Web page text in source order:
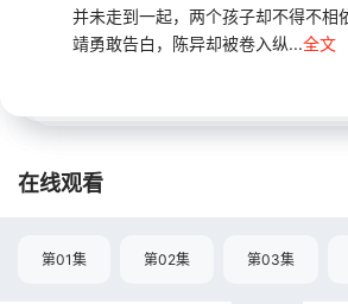
并未走到一起，两个孩子却不得不相
靖勇敢告白，陈异却被卷入纵...全文
在线观看
第01集 第02集 第03集